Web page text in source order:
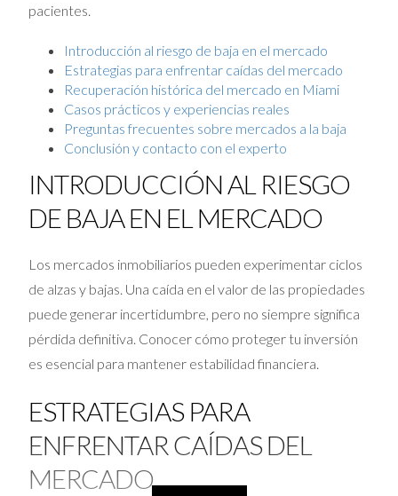
pacientes.
Introducción al riesgo de baja en el mercado
Estrategias para enfrentar caídas del mercado
Recuperación histórica del mercado en Miami
Casos prácticos y experiencias reales
Preguntas frecuentes sobre mercados a la baja
Conclusión y contacto con el experto
INTRODUCCIÓN AL RIESGO
DE BAJA EN EL MERCADO
Los mercados inmobiliarios pueden experimentar ciclos
de alzas y bajas. Una caída en el valor de las propiedades
puede generar incertidumbre, pero no siempre significa
pérdida definitiva. Conocer cómo proteger tu inversión
es esencial para mantener estabilidad financiera.
ESTRATEGIAS PARA
ENFRENTAR CAÍDAS DEL
MERCADO